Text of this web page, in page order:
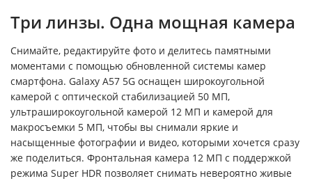
Три линзы. Одна мощная камера
Снимайте, редактируйте фото и делитесь памятными
моментами с помощью обновленной системы камер
смартфона. Galaxy A57 5G оснащен широкоугольной
камерой с оптической стабилизацией 50 МП,
ультраширокоугольной камерой 12 МП и камерой для
макросъемки 5 МП, чтобы вы снимали яркие и
насыщенные фотографии и видео, которыми хочется сразу
же поделиться. Фронтальная камера 12 МП с поддержкой
режима Super HDR позволяет снимать невероятно живые